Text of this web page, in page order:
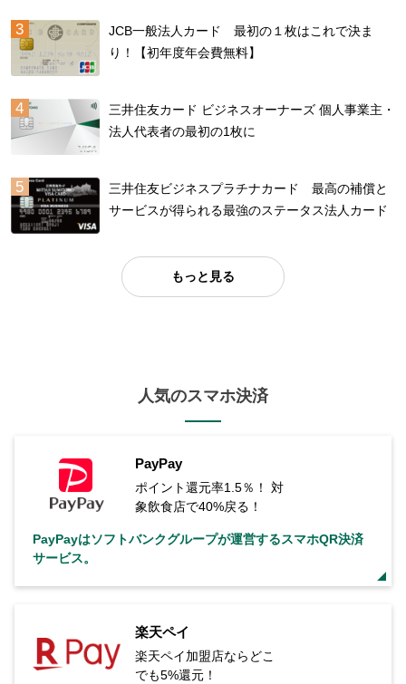
JCB一般法人カード 最初の１枚はこれで決ま
り！【初年度年会費無料】
三井住友カード ビジネスオーナーズ 個人事業主・
法人代表者の最初の1枚に
三井住友ビジネスプラチナカード 最高の補償と
サービスが得られる最強のステータス法人カード
もっと見る
人気のスマホ決済
PayPay
ポイント還元率1.5％！ 対
象飲食店で40%戻る！
PayPayはソフトバンクグループが運営するスマホQR決済
サービス。
楽天ペイ
楽天ペイ加盟店ならどこ
でも5%還元！